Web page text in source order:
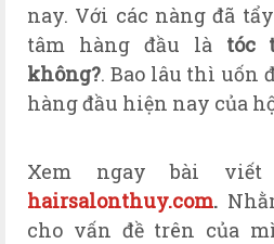
nay. Với các nàng đã
tâm hàng đầu là tóc
không?. Bao lâu thì uốn
hàng đầu hiện nay của
Xem ngay bài
hairsalonthuy.com.
cho vấn đề trên của